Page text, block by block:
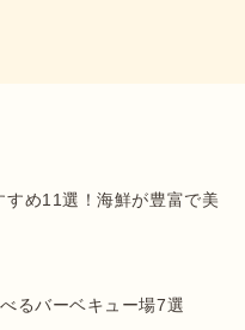
め11選！海鮮が豊富で美
るバーベキュー場7選